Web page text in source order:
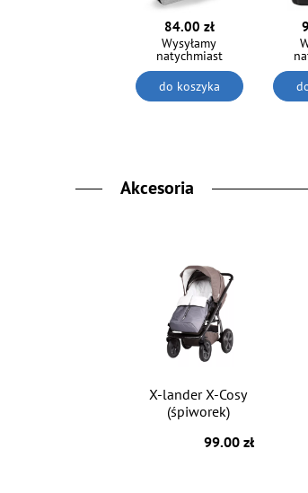
84.00 zł
Wysyłamy
natychmiast
do koszyka
Akcesoria
X-lander X-Cosy
(śpiworek)
99.00 zł